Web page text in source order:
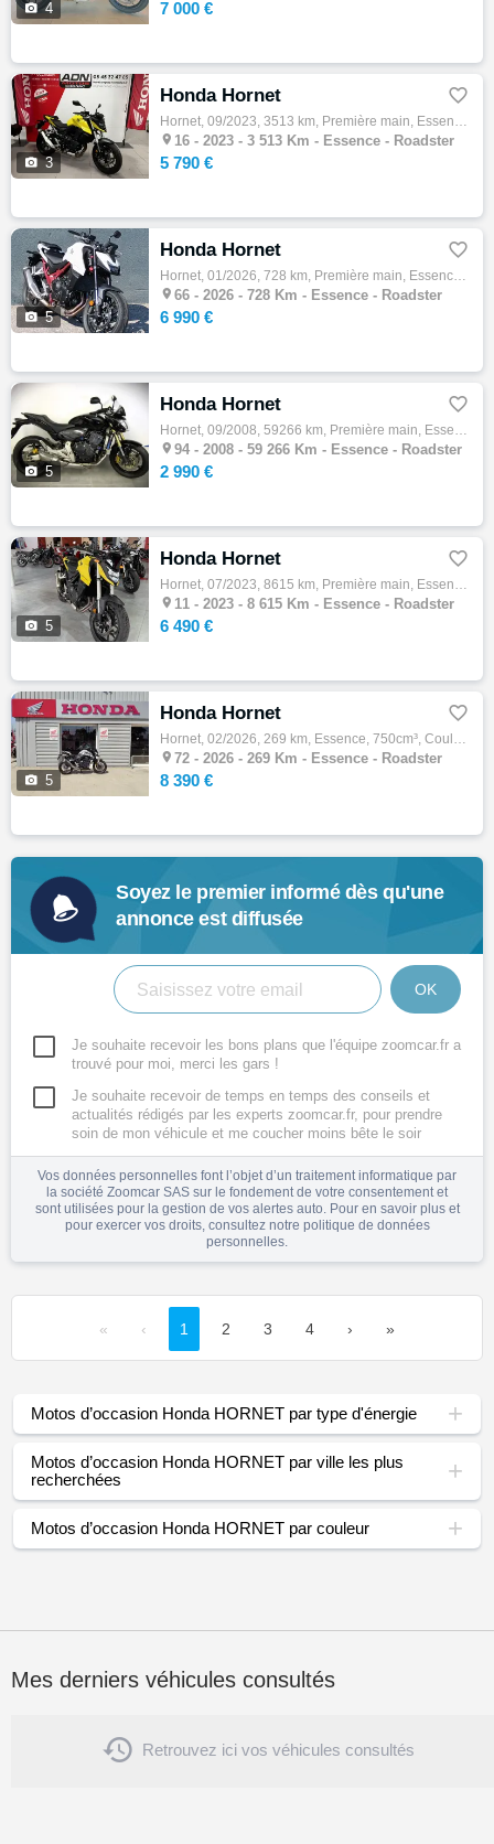
 4 7 000 €
 3
Honda Hornet 
Hornet, 09/2023, 3513 km, Première main, Essence, 750cm³, Couleur jaune, 5790 € Equipements : Occasion Etat neuf 1er main Entièrement d'ori…
 16 - 2023 - 3 513 Km - Essence - Roadster
5 790 €
 5
Honda Hornet 
Hornet, 01/2026, 728 km, Première main, Essence, 750cm³, Couleur blanc, 6990 € Equipements : HONDA CB 750 HORNET A2 MODELE 2025 IMMATRICULA…
 66 - 2026 - 728 Km - Essence - Roadster
6 990 €
 5
Honda Hornet 
Hornet, 09/2008, 59266 km, Première main, Essence, 600cm³, Couleur noir, 2990 € Equipements : HONDA CB 600 F HORNET ABS 600 cm3 Roadster 20…
 94 - 2008 - 59 266 Km - Essence - Roadster
2 990 €
 5
Honda Hornet 
Hornet, 07/2023, 8615 km, Première main, Essence, 750cm³, Couleur jaune, 6490 € Equipements : Superbe Hornet 750 de 2023 avec 8600km. Moto …
 11 - 2023 - 8 615 Km - Essence - Roadster
6 490 €
 5
Honda Hornet 
Hornet, 02/2026, 269 km, Essence, 750cm³, Couleur gris, 8390 € Equipements : HONDA HORNET 750 A2 BIKEPARC72 VOUS PROPOSE UNE MAGNIFIQUE HON…
 72 - 2026 - 269 Km - Essence - Roadster
8 390 €
Soyez le premier informé dès qu'une
annonce est diffusée
OK
Je souhaite recevoir les bons plans que l'équipe zoomcar.fr a
trouvé pour moi, merci les gars !
Je souhaite recevoir de temps en temps des conseils et
actualités rédigés par les experts zoomcar.fr, pour prendre
soin de mon véhicule et me coucher moins bête le soir
Vos données personnelles font l’objet d’un traitement informatique par
la société Zoomcar SAS sur le fondement de votre consentement et
sont utilisées pour la gestion de vos alertes auto. Pour en savoir plus et
pour exercer vos droits, consultez notre politique de données
personnelles.
« ‹ 1 2 3 4 › »
Motos d’occasion Honda HORNET par type d'énergie
Motos d’occasion Honda HORNET par ville les plus
recherchées
Motos d’occasion Honda HORNET par couleur
Mes derniers véhicules consultés
 Retrouvez ici vos véhicules consultés